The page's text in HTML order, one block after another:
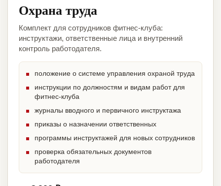
Охрана труда
Комплект для сотрудников фитнес-клуба:
инструктажи, ответственные лица и внутренний
контроль работодателя.
положение о системе управления охраной труда
инструкции по должностям и видам работ для
фитнес-клуба
журналы вводного и первичного инструктажа
приказы о назначении ответственных
программы инструктажей для новых сотрудников
проверка обязательных документов
работодателя